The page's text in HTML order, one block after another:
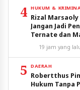
4 HUKUM &
Rizal
Jangan Jadi
Ternate dan
19 jam yang
5 DAERAH
Robertthus
Hukum Tanpa